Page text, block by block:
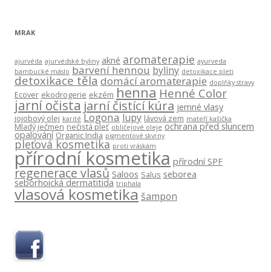
MRAK
ajurvéda ajurvédské byliny akné aromaterapie ayurveda
bambucké máslo barvení hennou byliny detoxikace pleti
detoxikace těladomácí aromaterapie doplňky stravy
Ecover ekodrogerie ekzém henna Henné Color
jarní očista jarní čistící kúra jemné vlasy
jojobový olej karité Logona lupy lávová zem mateří kašička
Mladý ječmen nečistá pleť obličejové oleje ochrana před sluncem
opalování Organic India pigmentové skvrny
pleťová kosmetika proti vráskám
přírodní kosmetika přírodní SPF
regenerace vlasů Saloos Salus seborea
seborhoická dermatitida triphala
vlasová kosmetika šampon